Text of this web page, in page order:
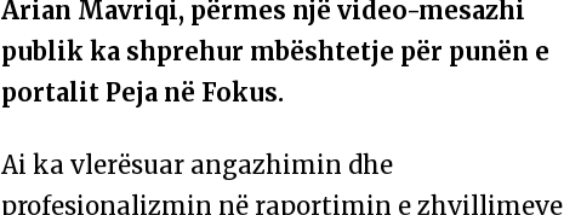
Arian Mavriqi, përmes një video-mesazhi
publik ka shprehur mbështetje për punën e
portalit Peja në Fokus.
Ai ka vlerësuar angazhimin dhe
profesionalizmin në raportimin e zhvillimeve